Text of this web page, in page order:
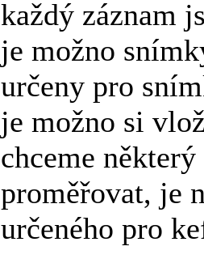
každý záznam
je možno
určeny pro
je možno si
chceme
proměřovat, je
určeného pro